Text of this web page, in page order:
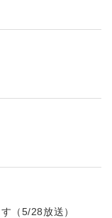
（5/28放送）